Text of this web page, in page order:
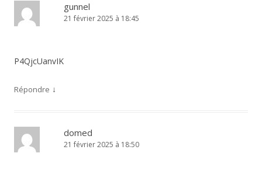
gunnel
21 février 2025 à 18:45
P4QjcUanvIK
Répondre ↓
domed
21 février 2025 à 18:50